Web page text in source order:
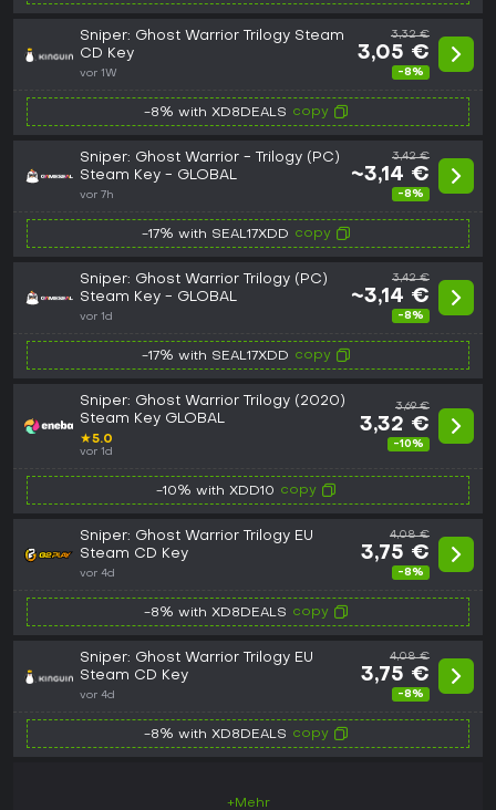
Sniper: Ghost Warrior Trilogy Steam
CD Key
vor 1W
3,32 €
3,05 €
-8%
-8% with XD8DEALS copy
Sniper: Ghost Warrior - Trilogy (PC)
Steam Key - GLOBAL
vor 7h
3,42 €
~3,14 €
-8%
-17% with SEAL17XDD copy
Sniper: Ghost Warrior Trilogy (PC)
Steam Key - GLOBAL
vor 1d
3,42 €
~3,14 €
-8%
-17% with SEAL17XDD copy
Sniper: Ghost Warrior Trilogy (2020)
Steam Key GLOBAL
★5.0
vor 1d
3,69 €
3,32 €
-10%
-10% with XDD10 copy
Sniper: Ghost Warrior Trilogy EU
Steam CD Key
vor 4d
4,08 €
3,75 €
-8%
-8% with XD8DEALS copy
Sniper: Ghost Warrior Trilogy EU
Steam CD Key
vor 4d
4,08 €
3,75 €
-8%
-8% with XD8DEALS copy
+Mehr